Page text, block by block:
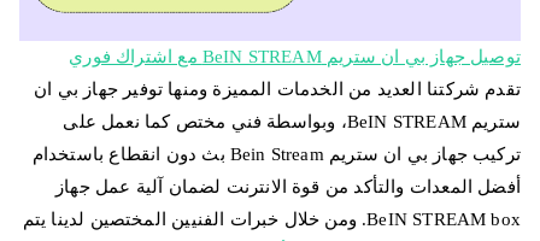
توصيل جهاز بي ان ستريم BeIN STREAM مع اشتراك فوري
تقدم شركتنا العديد من الخدمات المميزة ومنها توفير جهاز بي ان
ستريم BeIN STREAM، وبواسطة فني مختص كما نعمل على
تركيب جهاز بي ان ستريم Bein Stream بث دون انقطاع باستخدام
أفضل المعدات والتأكد من قوة الانترنت لضمان آلية عمل جهاز
BeIN STREAM box. ومن خلال خبرات الفنيين المختصين لدينا يتم